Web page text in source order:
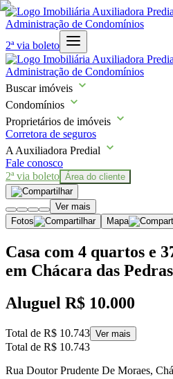
2ª via boleto
Buscar imóveis
Condomínios
Proprietários de imóveis
Corretora de seguros
A Auxiliadora Predial
Fale conosco
2ª via boleto Área do cliente
Ver mais
Fotos
Mapa
Casa com 4 quartos e
em Chácara das
Aluguel R$ 10.000
Total de R$ 10.743 Ver mais
Total de R$ 10.743
Rua Doutor Prudente De Moraes,